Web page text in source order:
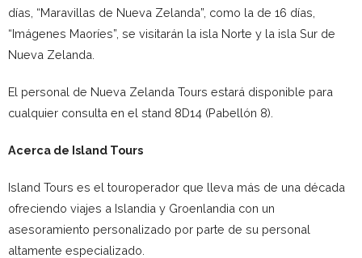
días, “Maravillas de Nueva Zelanda”, como la de 16 días,
“Imágenes Maoríes”, se visitarán la isla Norte y la isla Sur de
Nueva Zelanda.
El personal de Nueva Zelanda Tours estará disponible para
cualquier consulta en el stand 8D14 (Pabellón 8).
Acerca de Island Tours
Island Tours es el touroperador que lleva más de una década
ofreciendo viajes a Islandia y Groenlandia con un
asesoramiento personalizado por parte de su personal
altamente especializado.